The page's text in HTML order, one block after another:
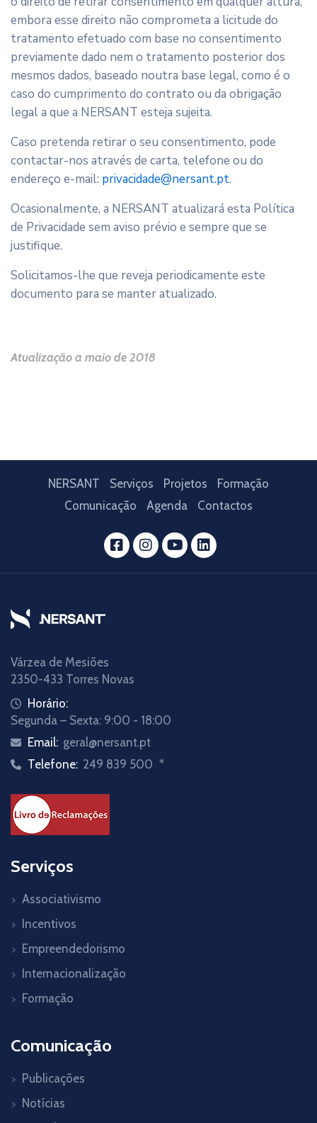
embora esse direito não comprometa a licitude do
tratamento efetuado com base no consentimento
previamente dado nem o tratamento posterior dos
mesmos dados, baseado noutra base legal, como é o
caso do cumprimento do contrato ou da obrigação
legal a que a NERSANT esteja sujeita.
Caso pretenda retirar o seu consentimento, pode
contactar-nos através de carta, telefone ou do
endereço e-mail: privacidade@nersant.pt.
Ocasionalmente, a NERSANT atualizará esta Política
de Privacidade sem aviso prévio e sempre que se
justifique.
Solicitamos-lhe que reveja periodicamente este
documento para se manter atualizado.
Atualização a maio de 2018
NERSANT Serviços Projetos
Formação
Comunicação
Agenda Contactos
Várzea de Mesiões
2350-433 Torres Novas
Horário:
Segunda – Sexta: 9:00 - 18:00
Email: geral@nersant.pt
Telefone: 249 839 500 *
Serviços
Associativismo
Incentivos
Empreendedorismo
Internacionalização
Formação
Comunicação
Publicações
Notícias